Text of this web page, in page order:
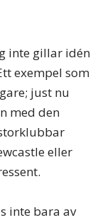
inte gillar idén
exempel som
just nu
med den
eller
inte bara av